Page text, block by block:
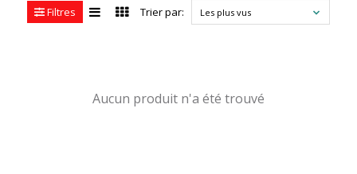
Filtres Trier par: Les plus vus
Aucun produit n'a été trouvé